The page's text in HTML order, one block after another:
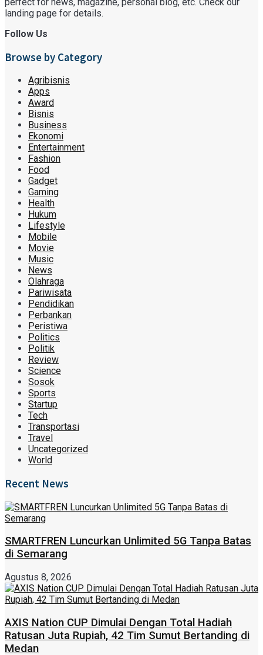
landing page for details.
Follow Us
Browse by Category
Agribisnis
Apps
Award
Bisnis
Business
Ekonomi
Entertainment
Fashion
Food
Gadget
Gaming
Health
Hukum
Lifestyle
Mobile
Movie
Music
News
Olahraga
Pariwisata
Pendidikan
Perbankan
Peristiwa
Politics
Politik
Review
Science
Sosok
Sports
Startup
Tech
Transportasi
Travel
Uncategorized
World
Recent News
SMARTFREN Luncurkan Unlimited 5G Tanpa Batas
di Semarang
Agustus 8, 2026
AXIS Nation CUP Dimulai Dengan Total Hadiah
Ratusan Juta Rupiah, 42 Tim Sumut Bertanding di
Medan